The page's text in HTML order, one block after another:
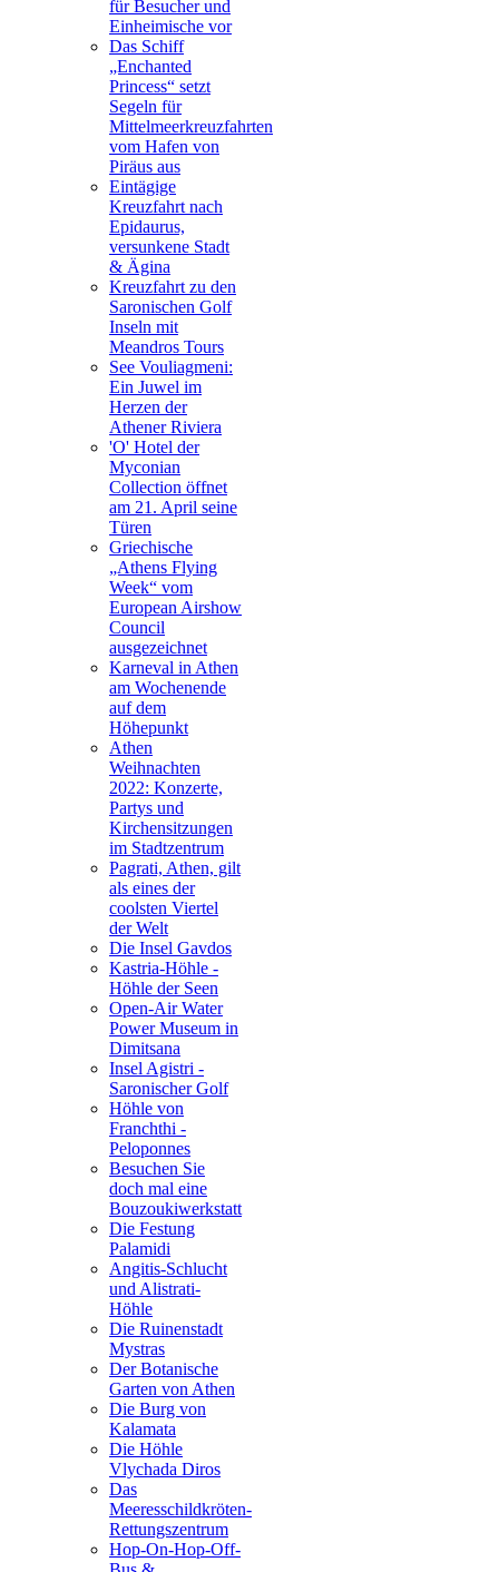
für Besucher und
Einheimische vor
Das Schiff
„Enchanted
Princess“ setzt
Segeln für
Mittelmeerkreuzfahrten
vom Hafen von
Piräus aus
Eintägige
Kreuzfahrt nach
Epidaurus,
versunkene Stadt
& Ägina
Kreuzfahrt zu den
Saronischen Golf
Inseln mit
Meandros Tours
See Vouliagmeni:
Ein Juwel im
Herzen der
Athener Riviera
'O' Hotel der
Myconian
Collection öffnet
am 21. April seine
Türen
Griechische
„Athens Flying
Week“ vom
European Airshow
Council
ausgezeichnet
Karneval in Athen
am Wochenende
auf dem
Höhepunkt
Athen
Weihnachten
2022: Konzerte,
Partys und
Kirchensitzungen
im Stadtzentrum
Pagrati, Athen, gilt
als eines der
coolsten Viertel
der Welt
Die Insel Gavdos
Kastria-Höhle -
Höhle der Seen
Open-Air Water
Power Museum in
Dimitsana
Insel Agistri -
Saronischer Golf
Höhle von
Franchthi -
Peloponnes
Besuchen Sie
doch mal eine
Bouzoukiwerkstatt
Die Festung
Palamidi
Angitis-Schlucht
und Alistrati-
Höhle
Die Ruinenstadt
Mystras
Der Botanische
Garten von Athen
Die Burg von
Kalamata
Die Höhle
Vlychada Diros
Das
Meeresschildkröten-
Rettungszentrum
Hop-On-Hop-Off-